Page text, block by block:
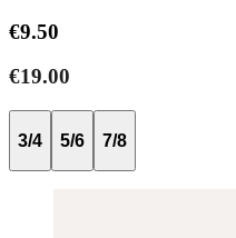
€9.50
€19.00
3/4 5/6 7/8